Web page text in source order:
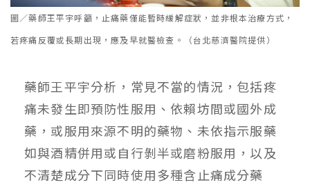
圖／藥師王平宇呼籲，止痛藥僅能暫時緩解症狀，並非根本治療方式，
若疼痛反覆或長期出現，應及早就醫檢查。（台北慈濟醫院提供）
藥師王平宇分析，常見不當的情況，包括疼
痛未發生即預防性服用、依賴坊間或國外成
藥，或服用來源不明的藥物、未依指示服藥
如與酒精併用或自行剝半或磨粉服用，以及
不清楚成分下同時使用多種含止痛成分藥